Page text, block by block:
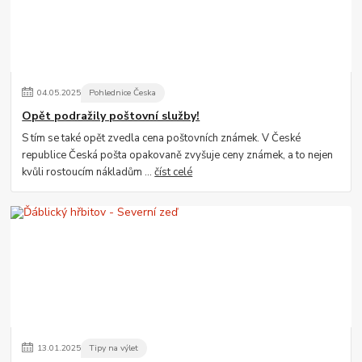
04.05.2025 Pohlednice Česka
Opět podražily poštovní služby!
S tím se také opět zvedla cena poštovních známek. V České
republice Česká pošta opakovaně zvyšuje ceny známek, a to nejen
kvůli rostoucím nákladům ...číst celé
13.01.2025 Tipy na výlet